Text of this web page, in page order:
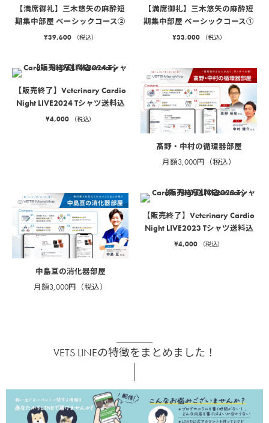
【満席御礼】三木悠矢の麻酔短
期集中部屋 ベーシックコース②
¥39,600 （税込）
【満席御礼】三木悠矢の麻酔短
期集中部屋 ベーシックコース①
¥33,000 （税込）
【販売終了】Veterinary Cardio
Night LIVE2024 Tシャツ送料込
¥4,000 （税込）
髙野・中村の循環器部屋
月額3,000円（税込）
中島亘の消化器部屋
月額3,000円（税込）
【販売終了】Veterinary Cardio
Night LIVE2023 Tシャツ送料込
¥4,000 （税込）
VETS LINEの特徴をまとめました！